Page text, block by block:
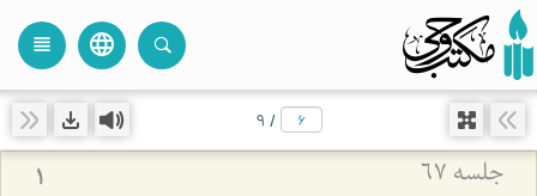
language
view_headline
/
9
جلسه ۶۷ 1